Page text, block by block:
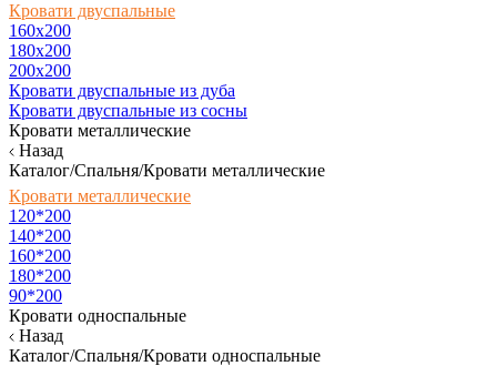
Кровати двуспальные
160х200
180x200
200x200
Кровати двуспальные из дуба
Кровати двуспальные из сосны
Кровати металлические
Назад
Каталог/Спальня/Кровати металлические
Кровати металлические
120*200
140*200
160*200
180*200
90*200
Кровати односпальные
Назад
Каталог/Спальня/Кровати односпальные